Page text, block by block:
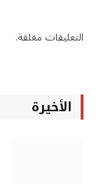
التعليقات مغلقة.
الأخيرة